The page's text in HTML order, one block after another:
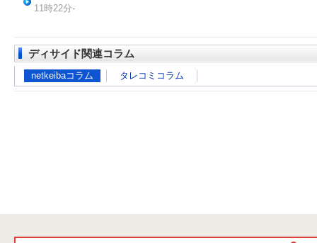
11時22分-
ディサイド関連コラム
netkeibaコラム タレコミコラム